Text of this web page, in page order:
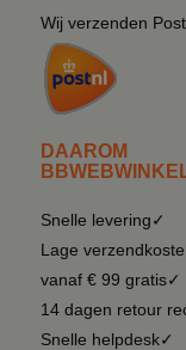
Wij verzenden
DAAROM
Snelle levering✓
Lage
vanaf € 99 gratis✓
14 dagen retour
Snelle helpdesk✓